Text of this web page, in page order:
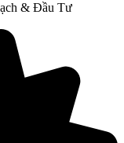
& Đầu Tư